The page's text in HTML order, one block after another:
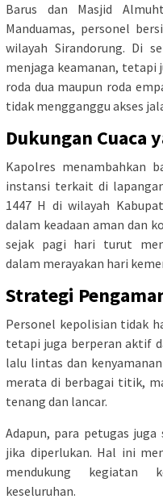
Barus dan Masjid
Manduamas, personel
wilayah Sirandorung. Di
menjaga keamanan, tetapi
roda dua maupun roda
tidak mengganggu akses
Dukungan Cuaca
Kapolres menambahkan
instansi terkait di
1447 H di wilayah
dalam keadaan aman dan
sejak pagi hari turut
dalam merayakan hari
Strategi
Personel kepolisian tidak
tetapi juga berperan aktif
lalu lintas dan
merata di berbagai titik,
tenang dan lancar.
Adapun, para petugas
jika diperlukan. Hal ini
mendukung kegiatan
keseluruhan.